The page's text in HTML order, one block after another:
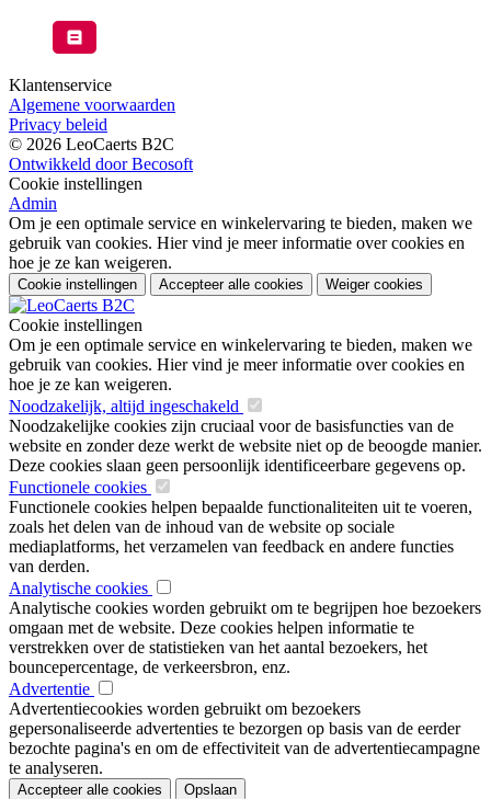
Klantenservice
Algemene voorwaarden
Privacy beleid
© 2026 LeoCaerts B2C
Ontwikkeld door Becosoft
Cookie instellingen
Admin
Om je een optimale service en winkelervaring te bieden, maken we
gebruik van cookies. Hier vind je meer informatie over cookies en
hoe je ze kan weigeren.
Cookie instellingen Accepteer alle cookies Weiger cookies
Cookie instellingen
Om je een optimale service en winkelervaring te bieden, maken we
gebruik van cookies. Hier vind je meer informatie over cookies en
hoe je ze kan weigeren.
Noodzakelijk, altijd ingeschakeld
Noodzakelijke cookies zijn cruciaal voor de basisfuncties van de
website en zonder deze werkt de website niet op de beoogde manier.
Deze cookies slaan geen persoonlijk identificeerbare gegevens op.
Functionele cookies
Functionele cookies helpen bepaalde functionaliteiten uit te voeren,
zoals het delen van de inhoud van de website op sociale
mediaplatforms, het verzamelen van feedback en andere functies
van derden.
Analytische cookies
Analytische cookies worden gebruikt om te begrijpen hoe bezoekers
omgaan met de website. Deze cookies helpen informatie te
verstrekken over de statistieken van het aantal bezoekers, het
bouncepercentage, de verkeersbron, enz.
Advertentie
Advertentiecookies worden gebruikt om bezoekers
gepersonaliseerde advertenties te bezorgen op basis van de eerder
bezochte pagina's en om de effectiviteit van de advertentiecampagne
te analyseren.
Accepteer alle cookies Opslaan